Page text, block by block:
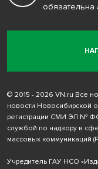
обязательна
© 2015 - 2026 VN.ru Все
новости Новосибирской
регистрации СМИ ЭЛ №
службой по надзору в
массовых коммуникаций
Учредитель ГАУ НСО